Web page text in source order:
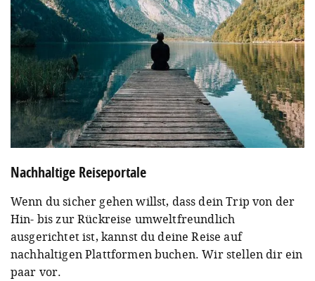
Nachhaltige Reiseportale
Wenn du sicher gehen willst, dass dein Trip von der
Hin- bis zur Rückreise umweltfreundlich
ausgerichtet ist, kannst du deine Reise auf
nachhaltigen Plattformen buchen. Wir stellen dir ein
paar vor.